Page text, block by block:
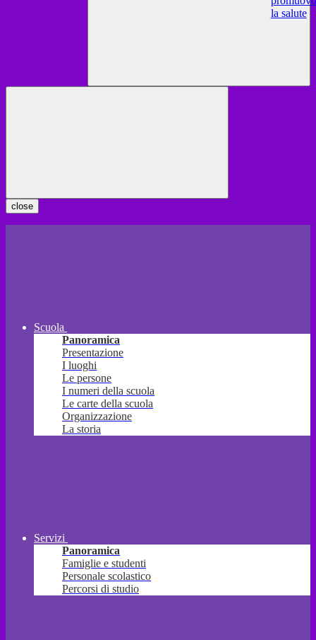
close
Scuola
Panoramica
Presentazione
I luoghi
Le persone
I numeri della scuola
Le carte della scuola
Organizzazione
La storia
Servizi
Panoramica
Famiglie e studenti
Personale scolastico
Percorsi di studio